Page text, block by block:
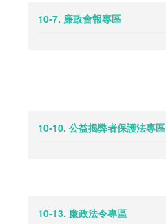
10-7. 廉政會報專區
10-10. 公益揭弊者保護法專區
10-13. 廉政法令專區